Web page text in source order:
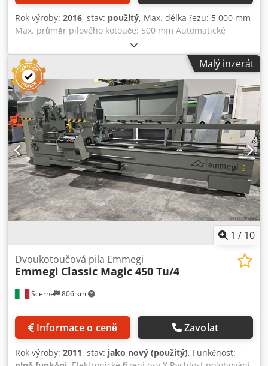
Rok výroby: 2016, stav: použitý, Max. délka řezu: 5 000 mm
Max. průměr pilového kotouče: 500 mm Automatické
polohování délky a úhlu (90° nebo 45°), mezilehlé pokosové
úhly nastavitelné zepředu Pojízdná válečková dráha
Pneumaticky výklopná podpěra materiálu Zařízení pro
minimální dávkování spreje USB port Návod k obsluze
Hmotnost: 1400 kg Cedoy Tak Aopfx Ac Aeha
Malý inzerát
1 / 10
Scerne 806 km
Dvoukotoučová pila Emmegi
Emmegi Classic Magic 450 Tu/4
Informace o ceně Zavolat
Rok výroby: 2011, stav: jako nový (použitý), Funkčnost: